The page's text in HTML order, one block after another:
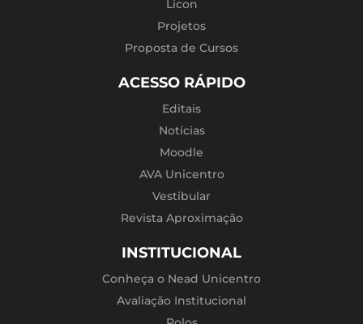
Licon
Projetos
Proposta de Cursos
ACESSO RÁPIDO
Editais
Notícias
Moodle
AVA Unicentro
Vestibular
Revista Aproximação
INSTITUCIONAL
Conheça o Nead Unicentro
Avaliação Institucional